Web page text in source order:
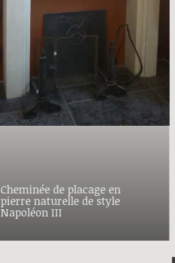
Cheminée de placage en
pierre naturelle de style
Napoléon III